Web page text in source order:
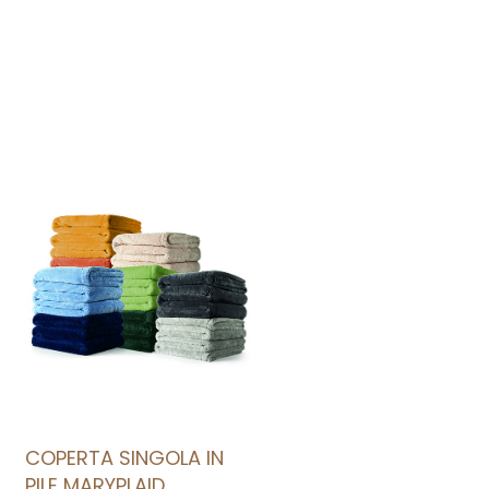
COPERTA SINGOLA IN